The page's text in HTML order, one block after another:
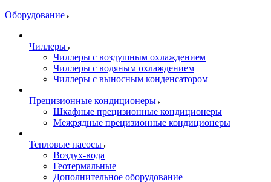
Оборудование
Чиллеры
Чиллеры с воздушным охлаждением
Чиллеры с водяным охлаждением
Чиллеры с выносным конденсатором
Прецизионные кондиционеры
Шкафные прецизионные кондиционеры
Межрядные прецизионные кондиционеры
Тепловые насосы
Воздух-вода
Геотермальные
Дополнительное оборудование